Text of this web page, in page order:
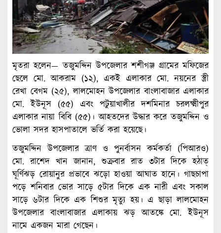
মৃতরা হলেন— তজুমদ্দিন উপজেলার শশীগঞ্জ গ্রামের মফিজের
ছেলে মো. আকরাম (১২), একই এলাকার মো. নয়নের স্ত্রী
রেখা বেগম (২৫), লালমোহন উপজেলার বাংলাবাজার এলাকার
মো. ইউনূস (৫৫) এবং পটুয়াখালীর দশমিনার চরলক্ষ্মীপুর
এলাকার নায়া বিবি (৫৫)। আহতদের উদ্ধার করে তজুমদ্দিন ও
ভোলা সদর হাসপাতালে ভর্তি করা হয়েছে।
তজুমদ্দিন উপজেলার ত্রাণ ও পুনর্বাসন কর্মকর্তা (পিআরও)
মো. রাশেদ খান জানান, শুক্রবার রাত ৩টার দিকে হঠাত্
ঘূর্ণিঝড় রোয়ানুর প্রভাবে ঝড়ো হাওয়া আঘাত হানে। গাছচাপা
পড়ে শনিবার ভোর সাড়ে ৫টার দিকে এক নারী এবং সকাল
সাড়ে ৬টার দিকে এক শিশুর মৃত্যু হয়। এ ছাড়া লালমোহন
উপজেলার বাংলাবাজার এলাকায় ঝড় আতঙ্কে মো. ইউনূস
নামে একজন মারা গেছেন।